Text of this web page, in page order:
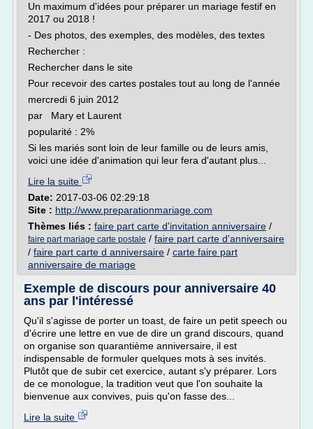
Un maximum d'idées pour préparer un mariage festif en
2017 ou 2018 !
- Des photos, des exemples, des modèles, des textes
Rechercher :
Rechercher dans le site
Pour recevoir des cartes postales tout au long de l'année
mercredi 6 juin 2012
par Mary et Laurent
popularité : 2%
Si les mariés sont loin de leur famille ou de leurs amis,
voici une idée d'animation qui leur fera d'autant plus...
Lire la suite
Date: 2017-03-06 02:29:18
Site : http://www.preparationmariage.com
Thèmes liés : faire part carte d'invitation anniversaire /
faire part mariage carte postale / faire part carte d'anniversaire
/ faire part carte d anniversaire / carte faire part
anniversaire de mariage
Exemple de discours pour anniversaire 40
ans par l'intéressé
Qu'il s'agisse de porter un toast, de faire un petit speech ou
d'écrire une lettre en vue de dire un grand discours, quand
on organise son quarantième anniversaire, il est
indispensable de formuler quelques mots à ses invités.
Plutôt que de subir cet exercice, autant s'y préparer. Lors
de ce monologue, la tradition veut que l'on souhaite la
bienvenue aux convives, puis qu'on fasse des...
Lire la suite